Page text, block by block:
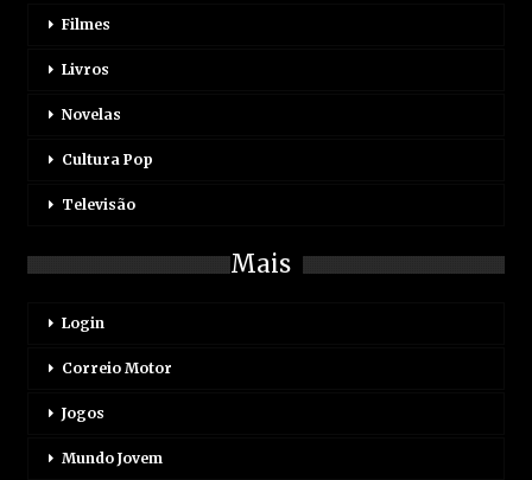
Filmes
Livros
Novelas
Cultura Pop
Televisão
Mais
Login
Correio Motor
Jogos
Mundo Jovem